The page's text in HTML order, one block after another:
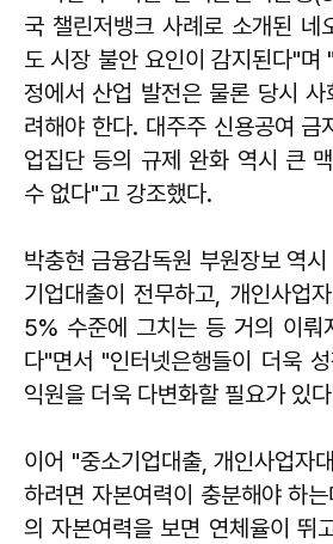
국 챌린저뱅크 사례로 소개된 네
도 시장 불안 요인이 감지된다"며
정에서 산업 발전은 물론 당시
려해야 한다. 대주주 신용공여 금
업집단 등의 규제 완화 역시 큰
수 없다"고 강조했다.
박충현 금융감독원 부원장보 역
기업대출이 전무하고, 개인사업
5% 수준에 그치는 등 거의 이뤄
다"면서 "인터넷은행들이 더욱
익원을 더욱 다변화할 필요가 있
이어 "중소기업대출, 개인사업자
하려면 자본여력이 충분해야 하
의 자본여력을 보면 연체율이 뛰